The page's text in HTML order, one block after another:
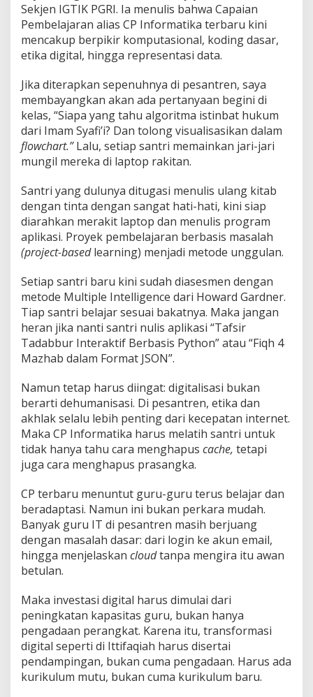
Sekjen IGTIK PGRI. Ia menulis bahwa Capaian
Pembelajaran alias CP Informatika terbaru kini
mencakup berpikir komputasional, koding dasar,
etika digital, hingga representasi data.
Jika diterapkan sepenuhnya di pesantren, saya
membayangkan akan ada pertanyaan begini di
kelas, “Siapa yang tahu algoritma istinbat hukum
dari Imam Syafi’i? Dan tolong visualisasikan dalam
flowchart.”Lalu, setiap santri memainkan jari-jari
mungil mereka di laptop rakitan.
Santri yang dulunya ditugasi menulis ulang kitab
dengan tinta dengan sangat hati-hati, kini siap
diarahkan merakit laptop dan menulis program
aplikasi. Proyek pembelajaran berbasis masalah
(project-basedlearning) menjadi metode unggulan.
Setiap santri baru kini sudah diasesmen dengan
metode Multiple Intelligence dari Howard Gardner.
Tiap santri belajar sesuai bakatnya. Maka jangan
heran jika nanti santri nulis aplikasi “Tafsir
Tadabbur Interaktif Berbasis Python” atau “Fiqh 4
Mazhab dalam Format JSON”.
Namun tetap harus diingat: digitalisasi bukan
berarti dehumanisasi. Di pesantren, etika dan
akhlak selalu lebih penting dari kecepatan internet.
Maka CP Informatika harus melatih santri untuk
tidak hanya tahu cara menghapus cache, tetapi
juga cara menghapus prasangka.
CP terbaru menuntut guru-guru terus belajar dan
beradaptasi. Namun ini bukan perkara mudah.
Banyak guru IT di pesantren masih berjuang
dengan masalah dasar: dari login ke akun email,
hingga menjelaskan cloudtanpa mengira itu awan
betulan.
Maka investasi digital harus dimulai dari
peningkatan kapasitas guru, bukan hanya
pengadaan perangkat. Karena itu, transformasi
digital seperti di Ittifaqiah harus disertai
pendampingan, bukan cuma pengadaan. Harus ada
kurikulum mutu, bukan cuma kurikulum baru.